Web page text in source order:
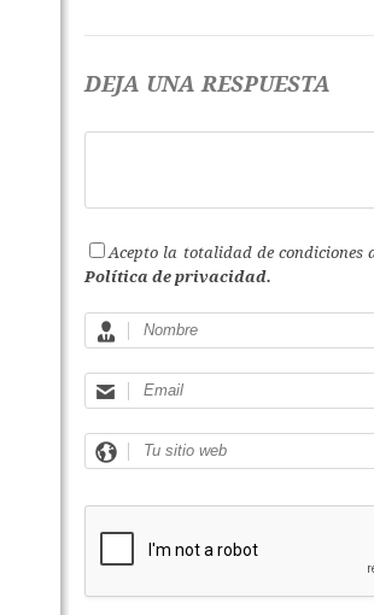
DEJA UNA RESPUESTA
Acepto la totalidad de condiciones
Política de privacidad.